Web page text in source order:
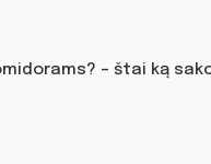
– štai ką